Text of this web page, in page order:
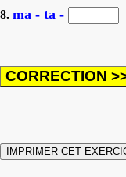
8. ma - ta -